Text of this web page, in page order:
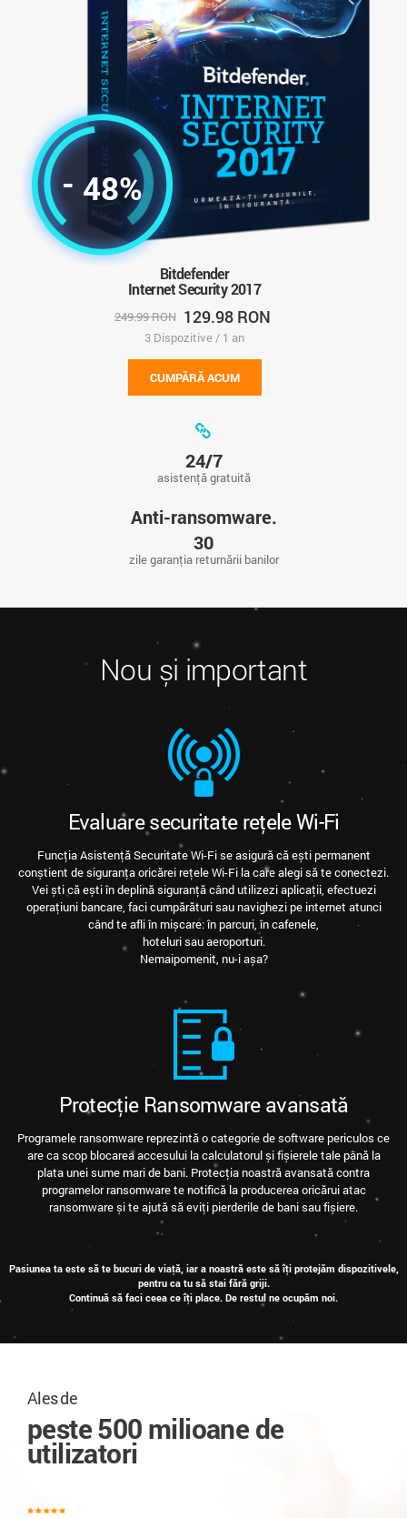
- 48%
Bitdefender
Internet Security 2017
249.99 RON 129.98 RON
3 Dispozitive / 1 an
CUMPĂRĂ ACUM
24/7
asistență gratuită
Anti-ransomware.
30
zile garanția returnării banilor
Nou și important
Evaluare securitate rețele Wi-Fi
Funcția Asistență Securitate Wi-Fi se asigură că ești permanent
conștient de siguranța oricărei rețele Wi-Fi la care alegi să te conectezi.
Vei ști că ești în deplină siguranță când utilizezi aplicații, efectuezi
operațiuni bancare, faci cumpărături sau navighezi pe internet atunci
când te afli în mișcare: în parcuri, în cafenele,
hoteluri sau aeroporturi.
Nemaipomenit, nu-i așa?
Protecție Ransomware avansată
Programele ransomware reprezintă o categorie de software periculos ce
are ca scop blocarea accesului la calculatorul și fișierele tale până la
plata unei sume mari de bani. Protecția noastră avansată contra
programelor ransomware te notifică la producerea oricărui atac
ransomware și te ajută să eviți pierderile de bani sau fișiere.
Pasiunea ta este să te bucuri de viață, iar a noastră este să îți protejăm dispozitivele,
pentru ca tu să stai fără griji.
Continuă să faci ceea ce îți place. De restul ne ocupăm noi.
Ales de
peste 500 milioane de
utilizatori